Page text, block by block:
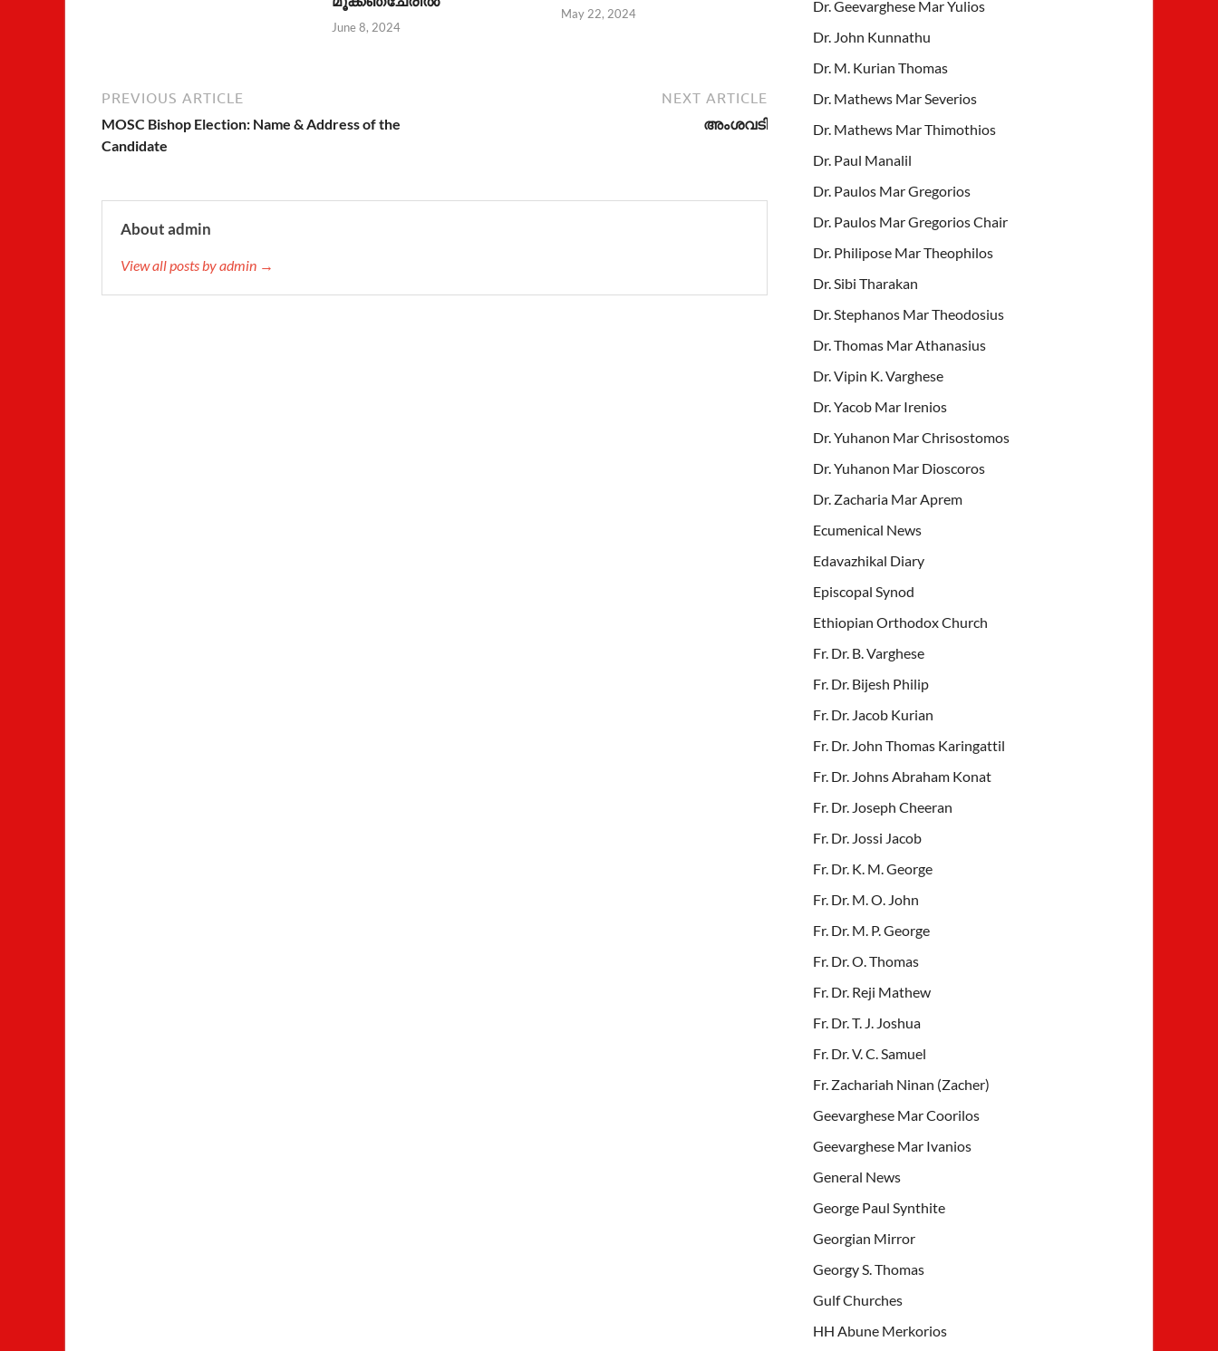
June 8, 2024
May 22, 2024
PREVIOUS ARTICLE
MOSC Bishop Election: Name & Address of the
Candidate
NEXT ARTICLE
അംശവടി
About admin
View all posts by admin →
Dr. Geevarghese Mar Yulios
Dr. John Kunnathu
Dr. M. Kurian Thomas
Dr. Mathews Mar Severios
Dr. Mathews Mar Thimothios
Dr. Paul Manalil
Dr. Paulos Mar Gregorios
Dr. Paulos Mar Gregorios Chair
Dr. Philipose Mar Theophilos
Dr. Sibi Tharakan
Dr. Stephanos Mar Theodosius
Dr. Thomas Mar Athanasius
Dr. Vipin K. Varghese
Dr. Yacob Mar Irenios
Dr. Yuhanon Mar Chrisostomos
Dr. Yuhanon Mar Dioscoros
Dr. Zacharia Mar Aprem
Ecumenical News
Edavazhikal Diary
Episcopal Synod
Ethiopian Orthodox Church
Fr. Dr. B. Varghese
Fr. Dr. Bijesh Philip
Fr. Dr. Jacob Kurian
Fr. Dr. John Thomas Karingattil
Fr. Dr. Johns Abraham Konat
Fr. Dr. Joseph Cheeran
Fr. Dr. Jossi Jacob
Fr. Dr. K. M. George
Fr. Dr. M. O. John
Fr. Dr. M. P. George
Fr. Dr. O. Thomas
Fr. Dr. Reji Mathew
Fr. Dr. T. J. Joshua
Fr. Dr. V. C. Samuel
Fr. Zachariah Ninan (Zacher)
Geevarghese Mar Coorilos
Geevarghese Mar Ivanios
General News
George Paul Synthite
Georgian Mirror
Georgy S. Thomas
Gulf Churches
HH Abune Merkorios